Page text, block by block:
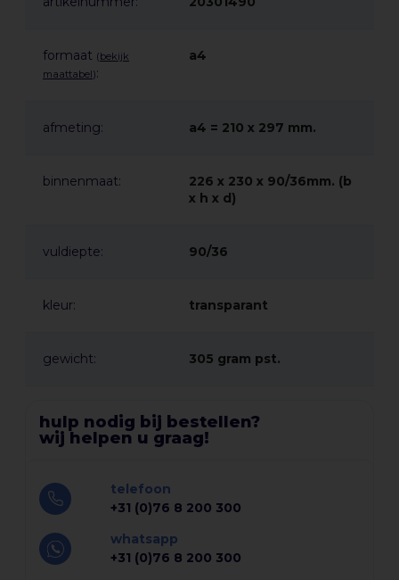
Deze koppelbare A4 wandfolderhouder set is ideaal voor
belangrijk is. Bestel vandaag nog en zorg ervoor dat uw
formaat (bekijk
maattabel):
a4
afmeting: a4 = 210 x 297 mm.
binnenmaat:
226 x 230 x 90/36mm. (b
x h x d)
vuldiepte: 90/36
kleur: transparant
gewicht: 305 gram pst.
hulp nodig bij bestellen?
wij helpen u graag!
telefoon
+31 (0)76 8 200 300
whatsapp
+31 (0)76 8 200 300